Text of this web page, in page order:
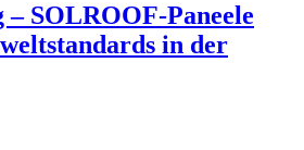
SOLROOF-Paneele
in der